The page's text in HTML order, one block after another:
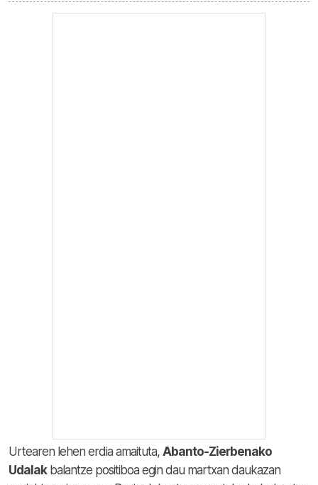
Urtearen lehen erdia amaituta, Abanto-Zierbenako
Udalakbalantze positiboa egin dau martxan daukazan